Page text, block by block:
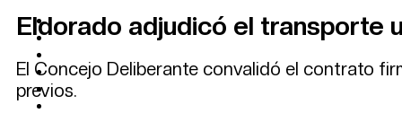
AGRO
DEPORTES
POLÍTICA
CAMBIO CLIMÁTICO
Eldorado adjudicó el transporte
El Concejo Deliberante convalidó el contrato
previos.